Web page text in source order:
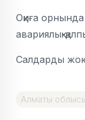
Оқиға
авариялық-
Салдарды
Алматы